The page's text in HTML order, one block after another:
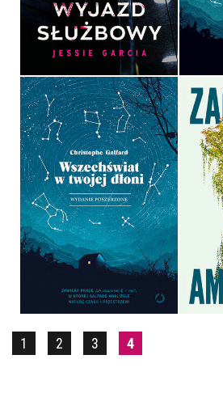
54,99 ZŁ
WSZECHŚWIAT W TWOJEJ
DŁONI
CHRISTOPHE GALFARD
OPRAWA MIĘKKA
59,99 ZŁ
1 2 3 4